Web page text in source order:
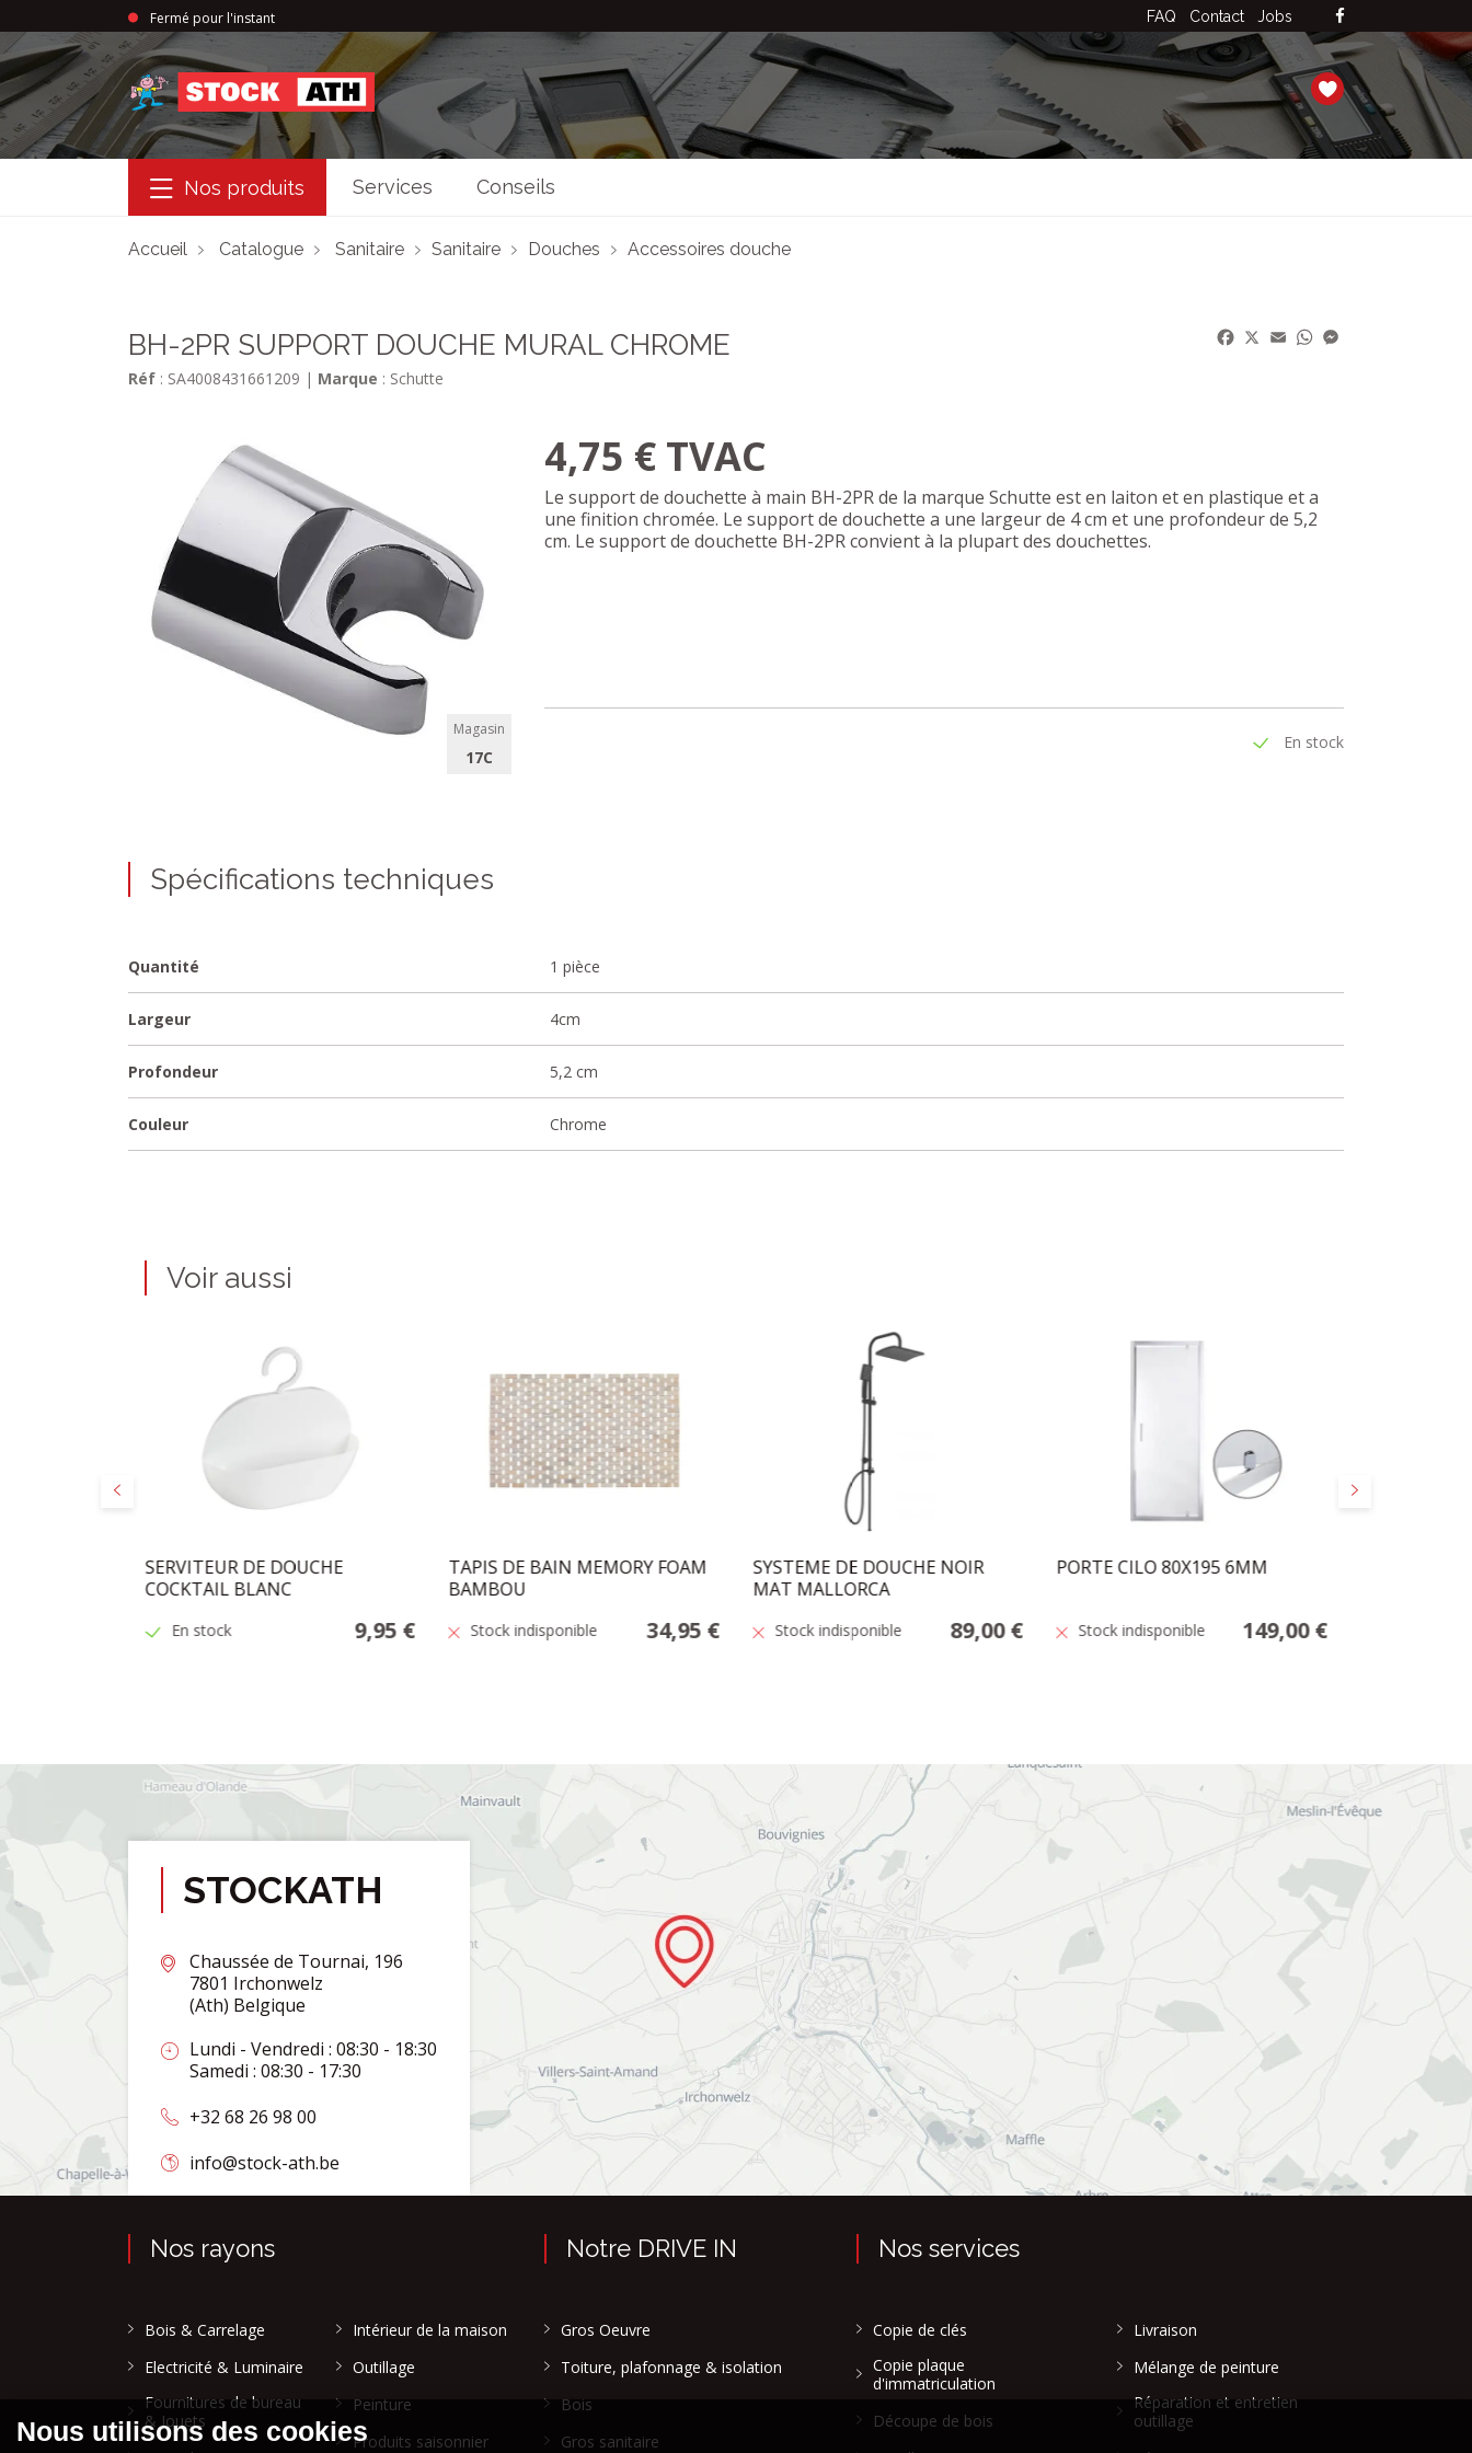
Fermé pour l'instant FAQ Contact Jobs
StockAth
Nos produits Services Conseils
Accueil Catalogue Sanitaire Sanitaire Douches Accessoires douche
BH-2PR SUPPORT DOUCHE MURAL CHROME
Réf : SA4008431661209 | Marque : Schutte
Facebook
X EmailWhatsApp
Magasin
17C
4,75 € TVAC
Le support de douchette à main BH-2PR de la marque Schutte est en laiton et en plastique et a
une finition chromée. Le support de douchette a une largeur de 4 cm et une profondeur de 5,2
cm. Le support de douchette BH-2PR convient à la plupart des douchettes.
En stock
Spécifications techniques
Quantité 1 pièce
Largeur 4cm
Profondeur 5,2 cm
Couleur Chrome
Voir aussi
Suivant
SERVITEUR DE DOUCHE
COCKTAIL BLANC
En stock 9,95 €
TAPIS DE BAIN MEMORY FOAM
BAMBOU
Stock indisponible 34,95 €
SYSTEME DE DOUCHE NOIR
MAT MALLORCA
Stock indisponible 89,00 €
PORTE CILO 80X195 6MM
Stock indisponible 149,00 €
STOCKATH
Chaussée de Tournai, 196
7801 Irchonwelz
(Ath) Belgique
Lundi - Vendredi : 08:30 - 18:30
Samedi : 08:30 - 17:30
+32 68 26 98 00
info@stock-ath.be
Nos rayons
Bois & Carrelage
Electricité & Luminaire
Fournitures de bureau
& Jouets
Intérieur de la maison
Outillage
Peinture
Produits saisonnier
Notre DRIVE IN
Gros Oeuvre
Toiture, plafonnage & isolation
Bois
Gros sanitaire
Nos services
Copie de clés
Copie plaque
d'immatriculation
Découpe de bois
Livraison
Mélange de peinture
Réparation et entretien
outillage